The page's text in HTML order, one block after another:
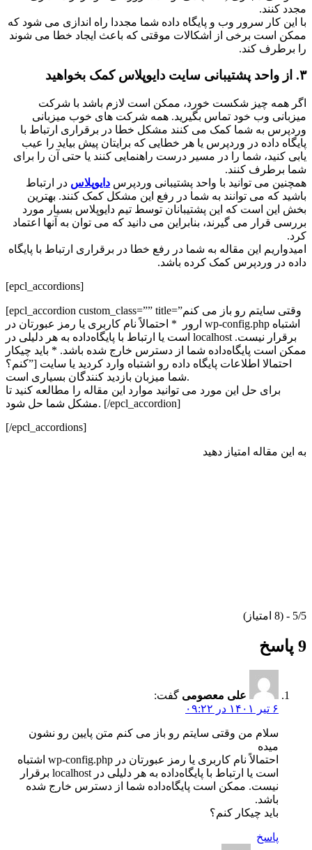
مجدد کنند.
با این کار سرور وب و پایگاه داده شما مجددا راه اندازی می شود که
ممکن است برخی از اشکالات موقتی که باعث ایجاد خطا می شوند
را برطرف کند.
۳. از واحد پشتیبانی سایت دایوپلاس کمک بخواهید
اگر همه چیز شکست خورد، ممکن است لازم باشد با شرکت
میزبانی وب خود تماس بگیرید. همه شرکت های خوب میزبانی
وردپرس به شما کمک می کنند مشکل خطا در برقراری ارتباط با
پایگاه‌ داده در وردپرس یا هر خطایی که برایتان پیش بیاید را عیب
یابی کنید، شما را در مسیر درست راهنمایی کنند یا حتی آن را برای
شما برطرف کنند.
همچنین می توانید با واحد پشتیبانی وردپرس دایوپلاس در ارتباط
باشید که می توانند به شما در رفع این مشکل کمک کنند. بهترین
بخش این است که این پشتیبانان توسط تیم دایوپلاس بسیار مورد
بررسی قرار می گیرند، بنابراین می دانید که می توان به آنها اعتماد
کرد.
امیدواریم این مقاله به شما در رفع خطا در برقراری ارتباط با پایگاه‌
داده در وردپرس کمک کرده باشد.
[epcl_accordions]
[epcl_accordion custom_class=”” title=”وقتی سایتم رو باز می کنم
ارور * احتمالاً نام کاربری یا رمز عبورتان در wp-config.php اشتباه
است یا ارتباط با پایگاه‌داده به هر دلیلی در localhost برقرار نیست.
ممکن است پایگاه‌داده شما از دسترس خارج شده باشد. * باید چیکار
کنم؟”] احتمالا اطلاعات پایگاه داده رو اشتباه وارد کردید یا سایت
شما میزبان بازدید کنندگان بسیاری است.
برای حل این مورد می توانید موارد این مقاله را مطالعه کنید تا
مشکل شما حل شود. [/epcl_accordion]
[/epcl_accordions]
به این مقاله امتیاز دهید
5/5 - (8 امتیاز)
9 پاسخ
علی معصومی گفت:
۶ تیر ۱۴۰۱ در ۰۹:۲۲
سلام من وقتی سایتم رو باز می کنم متن پایین رو نشون
میده
احتمالاً نام کاربری یا رمز عبورتان در wp-config.php اشتباه
است یا ارتباط با پایگاه‌داده به هر دلیلی در localhost برقرار
نیست. ممکن است پایگاه‌داده شما از دسترس خارج شده
باشد.
باید چیکار کنم؟
پاسخ